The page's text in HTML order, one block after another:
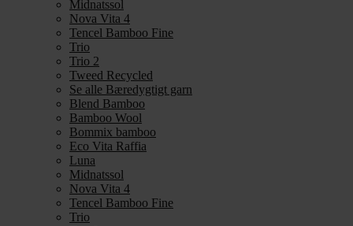
Midnatssol
Nova Vita 4
Tencel Bamboo Fine
Trio
Trio 2
Tweed Recycled
Se alle Bæredygtigt garn
Blend Bamboo
Bamboo Wool
Bommix bamboo
Eco Vita Raffia
Luna
Midnatssol
Nova Vita 4
Tencel Bamboo Fine
Trio